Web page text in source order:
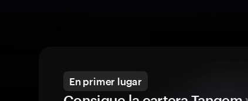
En primer lugar